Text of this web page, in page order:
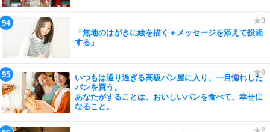
「無地のはがきに絵を描く＋メッセージを添えて投函
する」
いつもは通り過ぎる高級パン屋に入り、一目惚れした
パンを買う。
あなたがすることは、おいしいパンを食べて、幸せに
なること。